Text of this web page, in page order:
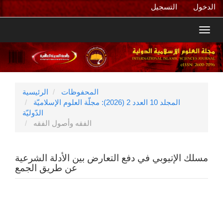
الرئيسي
الشريط
الجانبي
التسجيل الدخول
الرئيسية
المحفوظات
المجلد 10 العدد 2 (2026): مجلّة العلوم الإسلاميّة
الدّوليّة
الفقه وأصول الفقه
مسلك الإتيوبي في دفع التعارض بين الأدلة الشرعية
عن طريق الجمع